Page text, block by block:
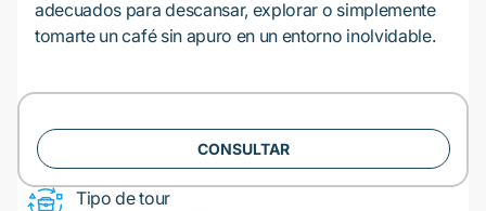
adecuados para descansar, explorar o simplemente
tomarte un café sin apuro en un entorno inolvidable.
CONSULTAR
Tipo de tour